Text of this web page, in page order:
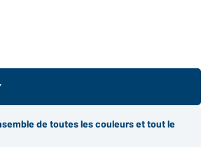
de toutes les couleurs et tout le